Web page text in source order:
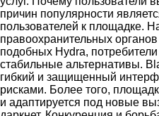
причин популярности
пользователей к площадке.
правоохранительных
подобных Hydra,
стабильные альтернативы.
гибкий и защищенный
рисками. Более того,
и адаптируется под новые